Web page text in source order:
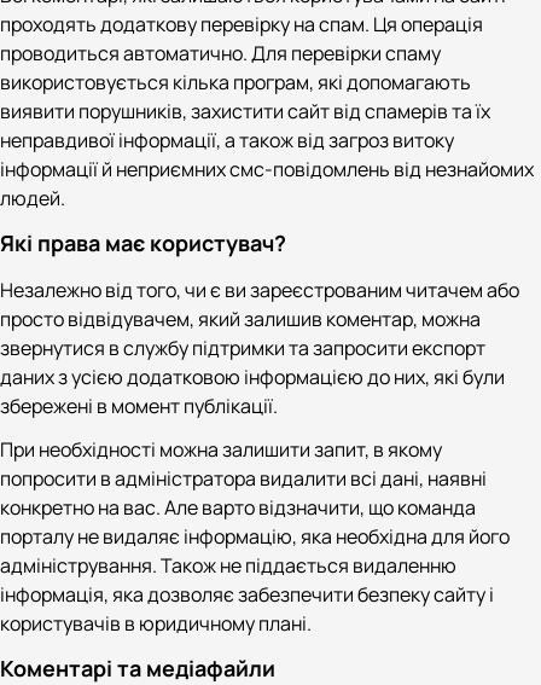
проходять додаткову перевірку на спам. Ця операція
проводиться автоматично. Для перевірки спаму
використовується кілька програм, які допомагають
виявити порушників, захистити сайт від спамерів та їх
неправдивої інформації, а також від загроз витоку
інформації й неприємних смс-повідомлень від незнайомих
людей.
Які права має користувач?
Незалежно від того, чи є ви зареєстрованим читачем або
просто відвідувачем, який залишив коментар, можна
звернутися в службу підтримки та запросити експорт
даних з усією додатковою інформацією до них, які були
збережені в момент публікації.
При необхідності можна залишити запит, в якому
попросити в адміністратора видалити всі дані, наявні
конкретно на вас. Але варто відзначити, що команда
порталу не видаляє інформацію, яка необхідна для його
адміністрування. Також не піддається видаленню
інформація, яка дозволяє забезпечити безпеку сайту і
користувачів в юридичному плані.
Коментарі та медіафайли